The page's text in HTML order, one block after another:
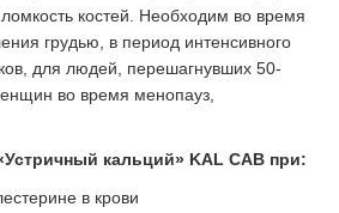
костей. Необходим во время
грудью, в период интенсивного
для людей, перешагнувших 50-
во время менопауз,
кальций» KAL CAB при:
в крови